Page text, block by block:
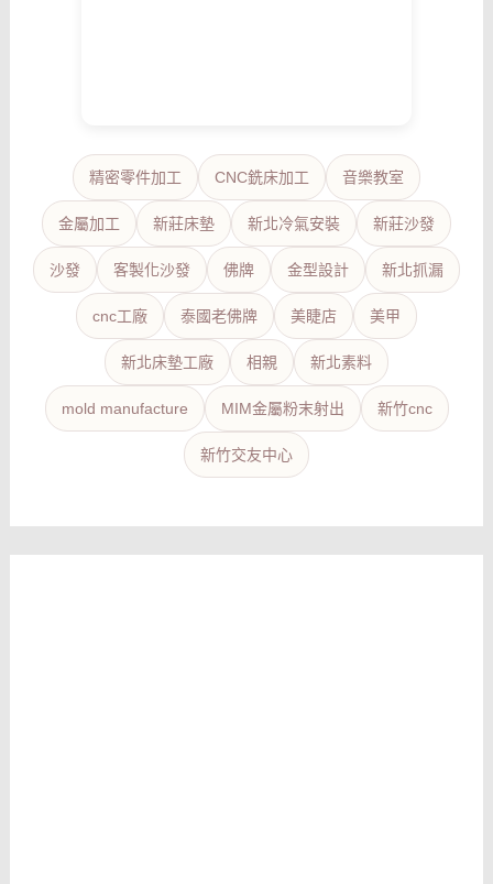
精密零件加工 CNC銑床加工 音樂教室
金屬加工 新莊床墊 新北冷氣安裝 新莊沙發
沙發 客製化沙發 佛牌 金型設計 新北抓漏
cnc工廠 泰國老佛牌 美睫店 美甲
新北床墊工廠 相親 新北素料
mold manufacture MIM金屬粉末射出 新竹cnc
新竹交友中心